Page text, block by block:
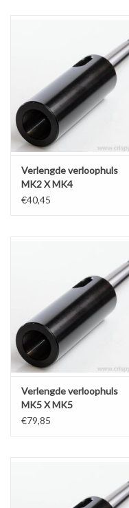
Oliën & Smeermiddelen |
TIPS & KENNIS
Verlengde verloophuls
MK2 X MK4
€40,45
Verlengde verloophuls
MK5 X MK5
€79,85